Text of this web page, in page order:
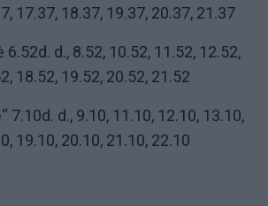
17.37, 18.37, 19.37, 20.37, 21.37
d., 8.52, 10.52, 11.52, 12.52,
18.52, 19.52, 20.52, 21.52
7.10d. d., 9.10, 11.10, 12.10, 13.10,
19.10, 20.10, 21.10, 22.10